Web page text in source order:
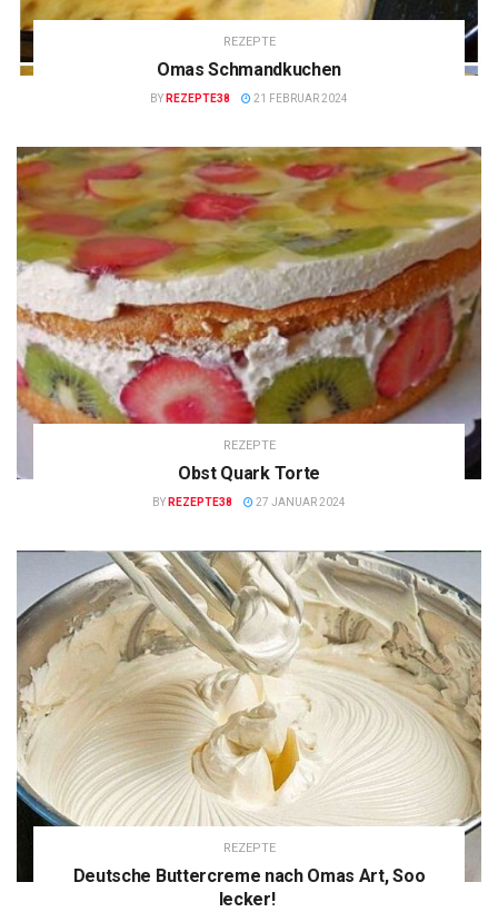
REZEPTE
Omas Schmandkuchen
BY REZEPTE38 21 FEBRUAR 2024
REZEPTE
Obst Quark Torte
BY REZEPTE38 27 JANUAR 2024
REZEPTE
Deutsche Buttercreme nach Omas Art, Soo
lecker!